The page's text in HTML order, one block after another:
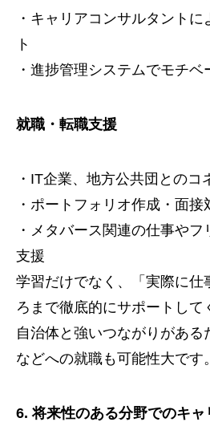
・キャリアコンサルタント
ト
・進捗管理システムでモチベ
就職・転職支援
・IT企業、地方公共団とのコ
・ポートフォリオ作成・面接
・メタバース関連の仕事や
支援
学習だけでなく、「実際に仕
ろまで徹底的にサポートして
自治体と強いつながりがある
などへの就職も可能性大です。
6. 将来性のある分野でのキ